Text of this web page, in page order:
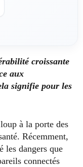
croissante
aux
signifie pour les
à la porte des
Récemment,
les dangers que
connectés